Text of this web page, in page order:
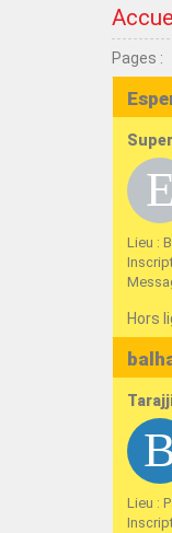
Pages :
Lieu :
Hors
Lieu :